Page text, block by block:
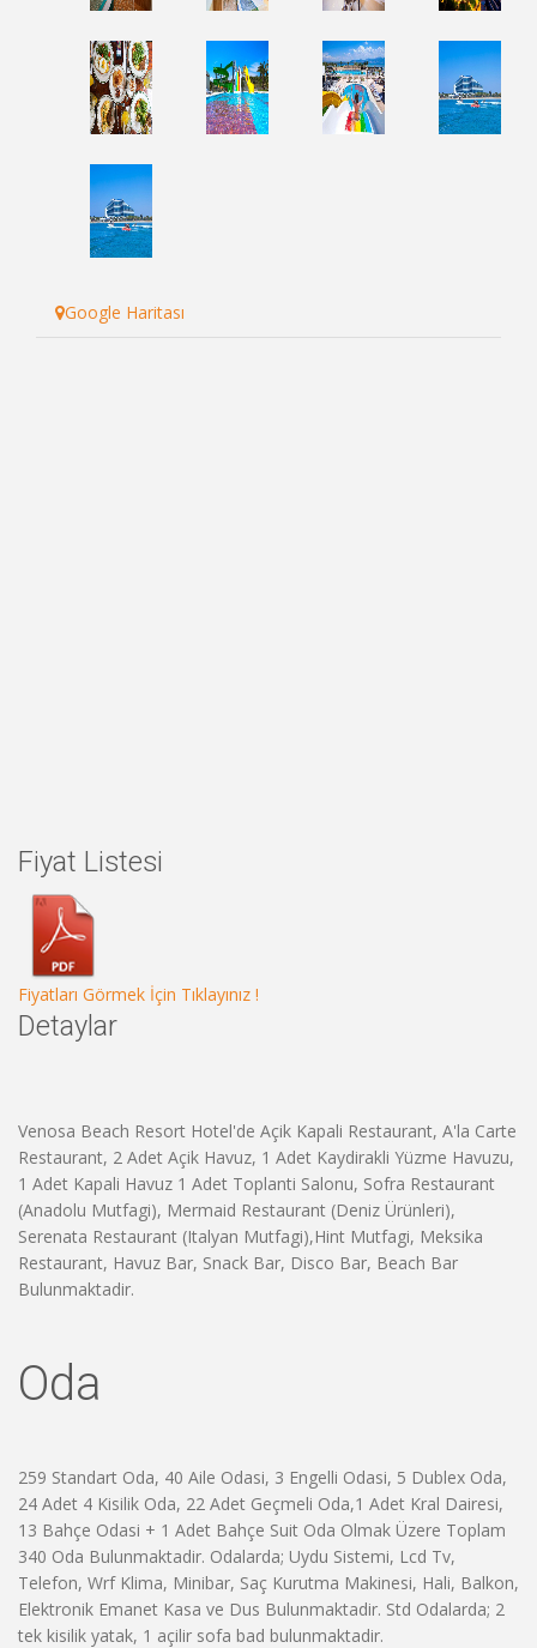
Google Haritası
Fiyat Listesi
Fiyatları Görmek İçin Tıklayınız !
Detaylar
Venosa Beach Resort Hotel'de Açik Kapali Restaurant, A'la Carte
Restaurant, 2 Adet Açik Havuz, 1 Adet Kaydirakli Yüzme Havuzu,
1 Adet Kapali Havuz 1 Adet Toplanti Salonu, Sofra Restaurant
(Anadolu Mutfagi), Mermaid Restaurant (Deniz Ürünleri),
Serenata Restaurant (Italyan Mutfagi),Hint Mutfagi, Meksika
Restaurant, Havuz Bar, Snack Bar, Disco Bar, Beach Bar
Bulunmaktadir.
Oda
259 Standart Oda, 40 Aile Odasi, 3 Engelli Odasi, 5 Dublex Oda,
24 Adet 4 Kisilik Oda, 22 Adet Geçmeli Oda,1 Adet Kral Dairesi,
13 Bahçe Odasi + 1 Adet Bahçe Suit Oda Olmak Üzere Toplam
340 Oda Bulunmaktadir. Odalarda; Uydu Sistemi, Lcd Tv,
Telefon, Wrf Klima, Minibar, Saç Kurutma Makinesi, Hali, Balkon,
Elektronik Emanet Kasa ve Dus Bulunmaktadir. Std Odalarda; 2
tek kisilik yatak, 1 açilir sofa bad bulunmaktadir.